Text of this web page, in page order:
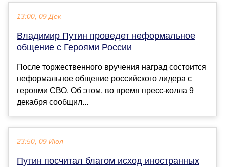
13:00, 09 Дек
Владимир Путин проведет неформальное
общение с Героями России
После торжественного вручения наград состоится
неформальное общение российского лидера с
героями СВО. Об этом, во время пресс-колла 9
декабря сообщил...
23:50, 09 Июл
Путин посчитал благом исход иностранных